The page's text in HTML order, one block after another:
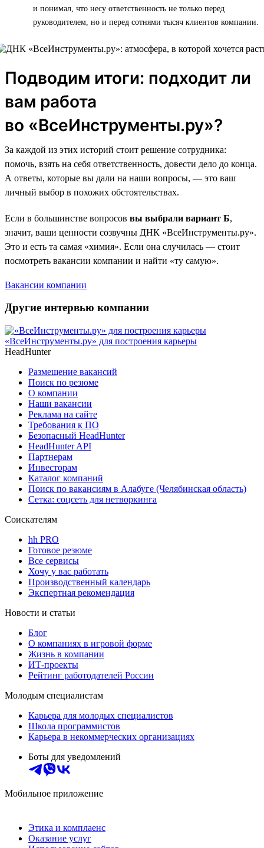
и понимал, что несу ответственность не только перед
руководителем, но и перед сотнями тысяч клиентов компании.
Подводим итоги: подходит ли
вам работа
во «ВсеИнструменты.ру»?
За каждой из этих историй стоит решение сотрудника:
помочь, взять на себя ответственность, довести дело до конца.
А ответы, которые вы дали на наши вопросы, — это ваш
личный выбор в похожих обстоятельствах.
Если в большинстве вопросов вы выбрали вариант Б,
значит, ваши ценности созвучны ДНК «ВсеИнструменты.ру».
Это и есть та самая «химия». Если она случилась — стоит
посмотреть вакансии компании и найти «ту самую».
Вакансии компании
Другие интервью компании
«ВсеИнструменты.ру» для построения карьеры
HeadHunter
Размещение вакансий
Поиск по резюме
О компании
Наши вакансии
Реклама на сайте
Требования к ПО
Безопасный HeadHunter
HeadHunter API
Партнерам
Инвесторам
Каталог компаний
Поиск по вакансиям в Алабуге (Челябинская область)
Сетка: соцсеть для нетворкинга
Соискателям
hh PRO
Готовое резюме
Все сервисы
Хочу у вас работать
Производственный календарь
Экспертная рекомендация
Новости и статьи
Блог
О компаниях в игровой форме
Жизнь в компании
ИТ-проекты
Рейтинг работодателей России
Молодым специалистам
Карьера для молодых специалистов
Школа программистов
Карьера в некоммерческих организациях
Боты для уведомлений
Мобильное приложение
Этика и комплаенс
Оказание услуг